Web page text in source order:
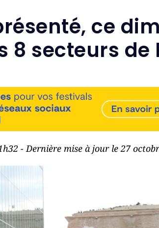
ce
8 secteurs de
- Dernière mise à jour le 27